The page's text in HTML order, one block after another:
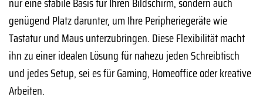
genügend Platz darunter, um Ihre Peripheriegeräte wie
Tastatur und Maus unterzubringen. Diese Flexibilität macht
ihn zu einer idealen Lösung für nahezu jeden Schreibtisch
und jedes Setup, sei es für Gaming, Homeoffice oder kreative
Arbeiten.